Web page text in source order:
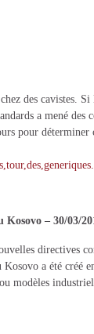
des cavistes.
a mené des
pour déterminer
– 30/03/
directives
a été créé
modèles